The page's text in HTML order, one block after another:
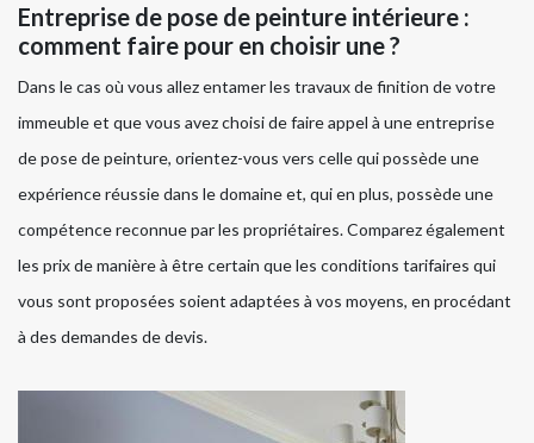
Entreprise de pose de peinture intérieure :
comment faire pour en choisir une ?
Dans le cas où vous allez entamer les travaux de finition de votre
immeuble et que vous avez choisi de faire appel à une entreprise
de pose de peinture, orientez-vous vers celle qui possède une
expérience réussie dans le domaine et, qui en plus, possède une
compétence reconnue par les propriétaires. Comparez également
les prix de manière à être certain que les conditions tarifaires qui
vous sont proposées soient adaptées à vos moyens, en procédant
à des demandes de devis.